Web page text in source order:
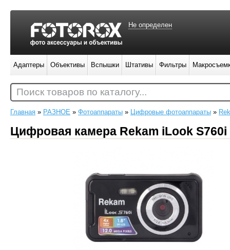
Главная » РАЗНОЕ » Фотоаппараты » Цифровые фотоаппараты »
Цифровая камера Rekam iLook S760i
Не определен
Адаптеры Объективы Вспышки Штативы Фильтры
Поиск товаров по каталогу...